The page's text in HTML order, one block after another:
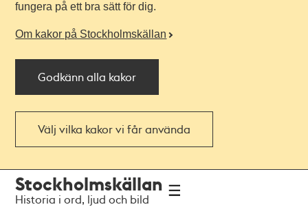
fungera på ett bra sätt för dig.
Om kakor på Stockholmskällan
Godkänn alla kakor
Välj vilka kakor vi får använda
navigationen
huvudinnehållet
Stockholmskällan
Historia i ord, ljud och bild